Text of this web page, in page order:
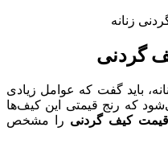
گردنی
باید گفت که عوامل زیادی
که رنج قیمتی این کیف‌ها
قیمت کیف گردنی را مشخص